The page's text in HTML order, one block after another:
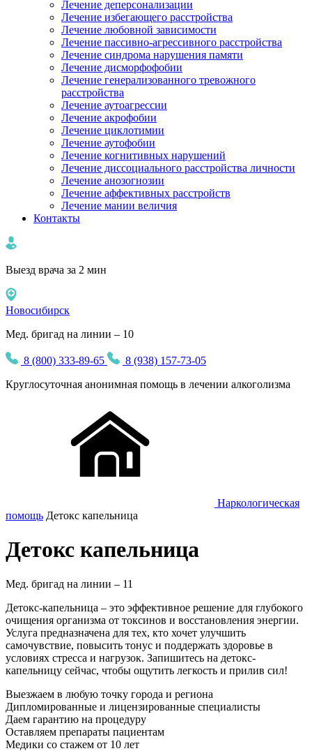
Лечение деперсонализации
Лечение избегающего расстройства
Лечение любовной зависимости
Лечение пассивно-агрессивного расстройства
Лечение синдрома нарушения памяти
Лечение дисморфофобии
Лечение генерализованного тревожного
расстройства
Лечение аутоагрессии
Лечение акрофобии
Лечение циклотимии
Лечение аутофобии
Лечение когнитивных нарушений
Лечение диссоциального расстройства личности
Лечение анозогнозии
Лечение аффективных расстройств
Лечение мании величия
Контакты
Выезд врача за 2 мин
Новосибирск
Мед. бригад на линии – 10
8 (800) 333-89-65
8 (938) 157-73-05
Круглосуточная анонимная помощь в лечении алкоголизма
Наркологическая
помощь Детокс капельница
Детокс капельница
Мед. бригад на линии – 11
Детокс-капельница – это эффективное решение для глубокого
очищения организма от токсинов и восстановления энергии.
Услуга предназначена для тех, кто хочет улучшить
самочувствие, повысить тонус и поддержать здоровье в
условиях стресса и нагрузок. Запишитесь на детокс-
капельницу сейчас, чтобы ощутить легкость и прилив сил!
Выезжаем в любую точку города и региона
Дипломированные и лицензированные специалисты
Даем гарантию на процедуру
Оставляем препараты пациентам
Медики со стажем от 10 лет